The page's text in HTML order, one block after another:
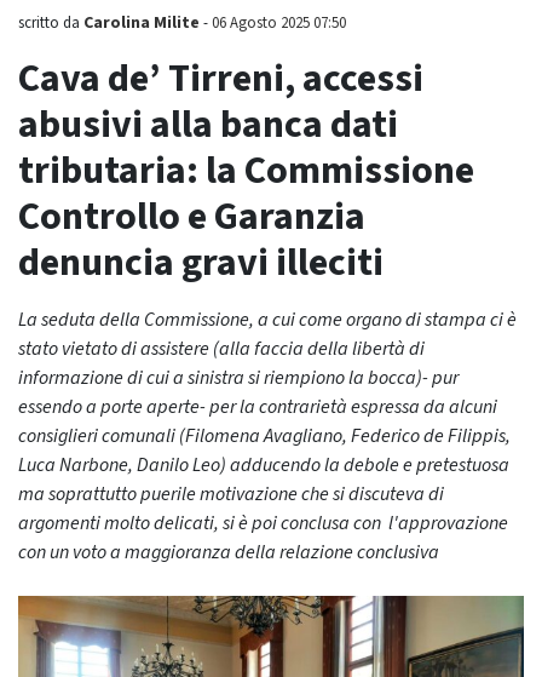
scritto da Carolina Milite -06 Agosto 2025 07:50
Cava de’ Tirreni, accessi
abusivi alla banca dati
tributaria: la Commissione
Controllo e Garanzia
denuncia gravi illeciti
La seduta della Commissione, a cui come organo di stampa ci è
stato vietato di assistere (alla faccia della libertà di
informazione di cui a sinistra si riempiono la bocca)- pur
essendo a porte aperte- per la contrarietà espressa da alcuni
consiglieri comunali (Filomena Avagliano, Federico de Filippis,
Luca Narbone, Danilo Leo) adducendo la debole e pretestuosa
ma soprattutto puerile motivazione che si discuteva di
argomenti molto delicati, si è poi conclusa con l'approvazione
con un voto a maggioranza della relazione conclusiva